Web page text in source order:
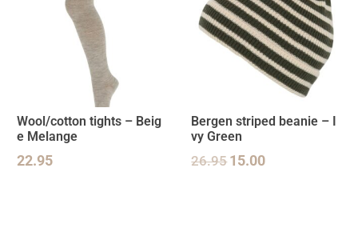
Wool/cotton tights – Beig
e Melange
22.95
Bergen striped beanie – I
vy Green
26.9515.00